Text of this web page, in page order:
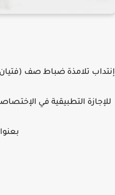
إنتداب تلامذة ضباط صف
للإجازة التطبيقية في